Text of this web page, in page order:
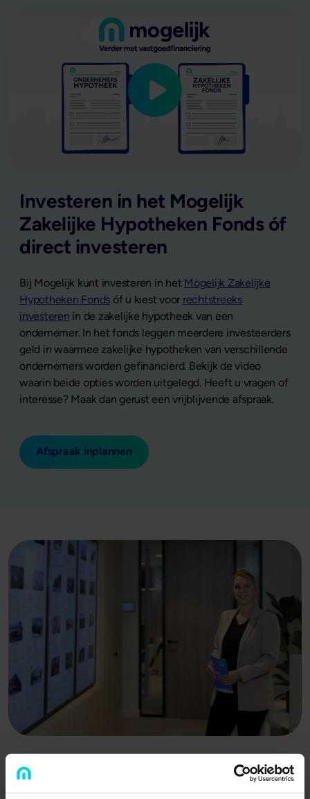
Investeren in het Mogelijk
Zakelijke Hypotheken Fonds óf
direct investeren
Bij Mogelijk kunt investeren in het Mogelijk Zakelijke
Hypotheken Fonds óf u kiest voor rechtstreeks
investeren in de zakelijke hypotheek van een
ondernemer. In het fonds leggen meerdere investeerders
geld in waarmee zakelijke hypotheken van verschillende
ondernemers worden gefinancierd. Bekijk de video
waarin beide opties worden uitgelegd. Heeft u vragen of
interesse? Maak dan gerust een vrijblijvende afspraak.
Afspraak inplannen
Kom naar een van onze
infosessies